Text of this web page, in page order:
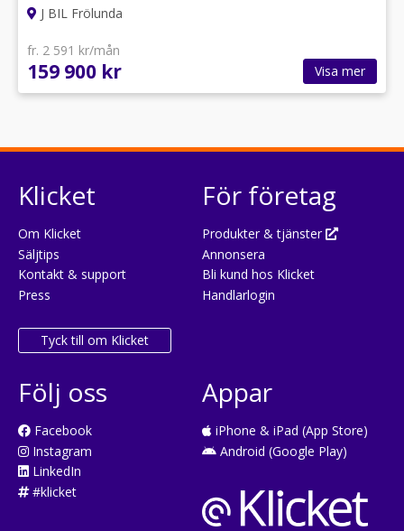
J BIL Frölunda
fr. 2 591 kr/mån
159 900 kr Visa mer
Klicket
Om Klicket
Säljtips
Kontakt & support
Press
Tyck till om Klicket
För företag
Produkter & tjänster
Annonsera
Bli kund hos Klicket
Handlarlogin
Följ oss
Facebook
Instagram
LinkedIn
#klicket
Appar
iPhone & iPad (App Store)
Android (Google Play)